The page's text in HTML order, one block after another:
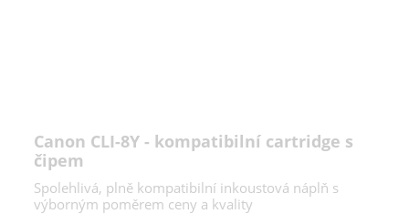
Canon CLI-8Y - kompatibilní cartridge s
čipem
Spolehlivá, plně kompatibilní inkoustová náplň s
výborným poměrem ceny a kvality